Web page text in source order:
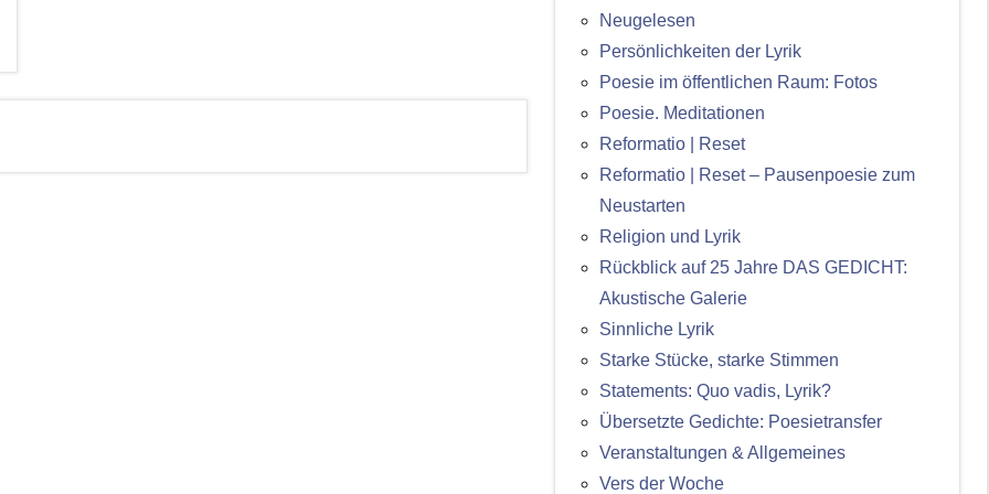
Neugelesen
Persönlichkeiten der Lyrik
Poesie im öffentlichen Raum: Fotos
Poesie. Meditationen
Reformatio | Reset
Reformatio | Reset – Pausenpoesie zum
Neustarten
Religion und Lyrik
Rückblick auf 25 Jahre DAS GEDICHT:
Akustische Galerie
Sinnliche Lyrik
Starke Stücke, starke Stimmen
Statements: Quo vadis, Lyrik?
Übersetzte Gedichte: Poesietransfer
Veranstaltungen & Allgemeines
Vers der Woche